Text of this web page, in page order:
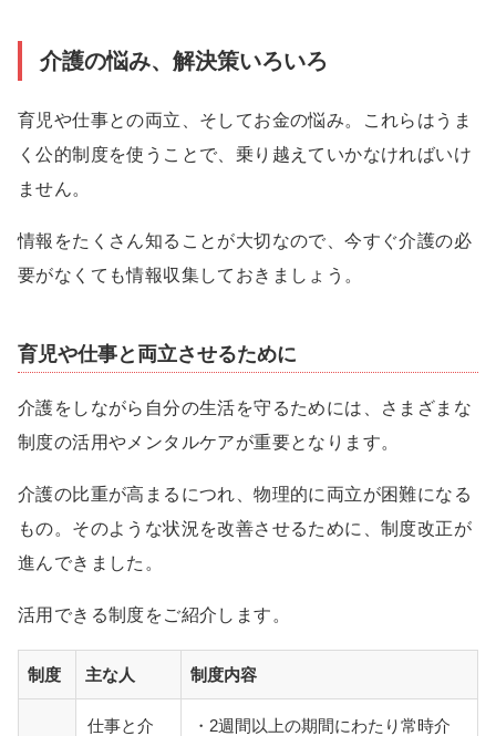
介護の悩み、解決策いろいろ
育児や仕事との両立、そしてお金の悩み。これらはうま
く公的制度を使うことで、乗り越えていかなければいけ
ません。
情報をたくさん知ることが大切なので、今すぐ介護の必
要がなくても情報収集しておきましょう。
育児や仕事と両立させるために
介護をしながら自分の生活を守るためには、さまざまな
制度の活用やメンタルケアが重要となります。
介護の比重が高まるにつれ、物理的に両立が困難になる
もの。そのような状況を改善させるために、制度改正が
進んできました。
活用できる制度をご紹介します。
制度 主な人 制度内容
仕事と介
・2週間以上の期間にわたり常時介